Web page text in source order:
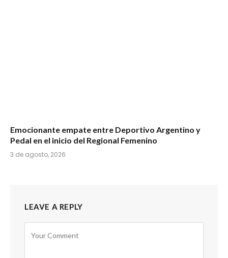
Emocionante empate entre Deportivo Argentino y
Pedal en el inicio del Regional Femenino
3 de agosto, 2026
LEAVE A REPLY